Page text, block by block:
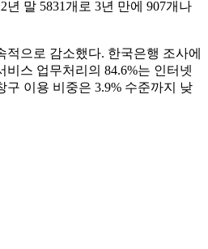
년 말 5831개로 3년 만에 907개나
적으로 감소했다. 한국은행 조사에
비스 업무처리의 84.6%는 인터넷
구 이용 비중은 3.9% 수준까지 낮